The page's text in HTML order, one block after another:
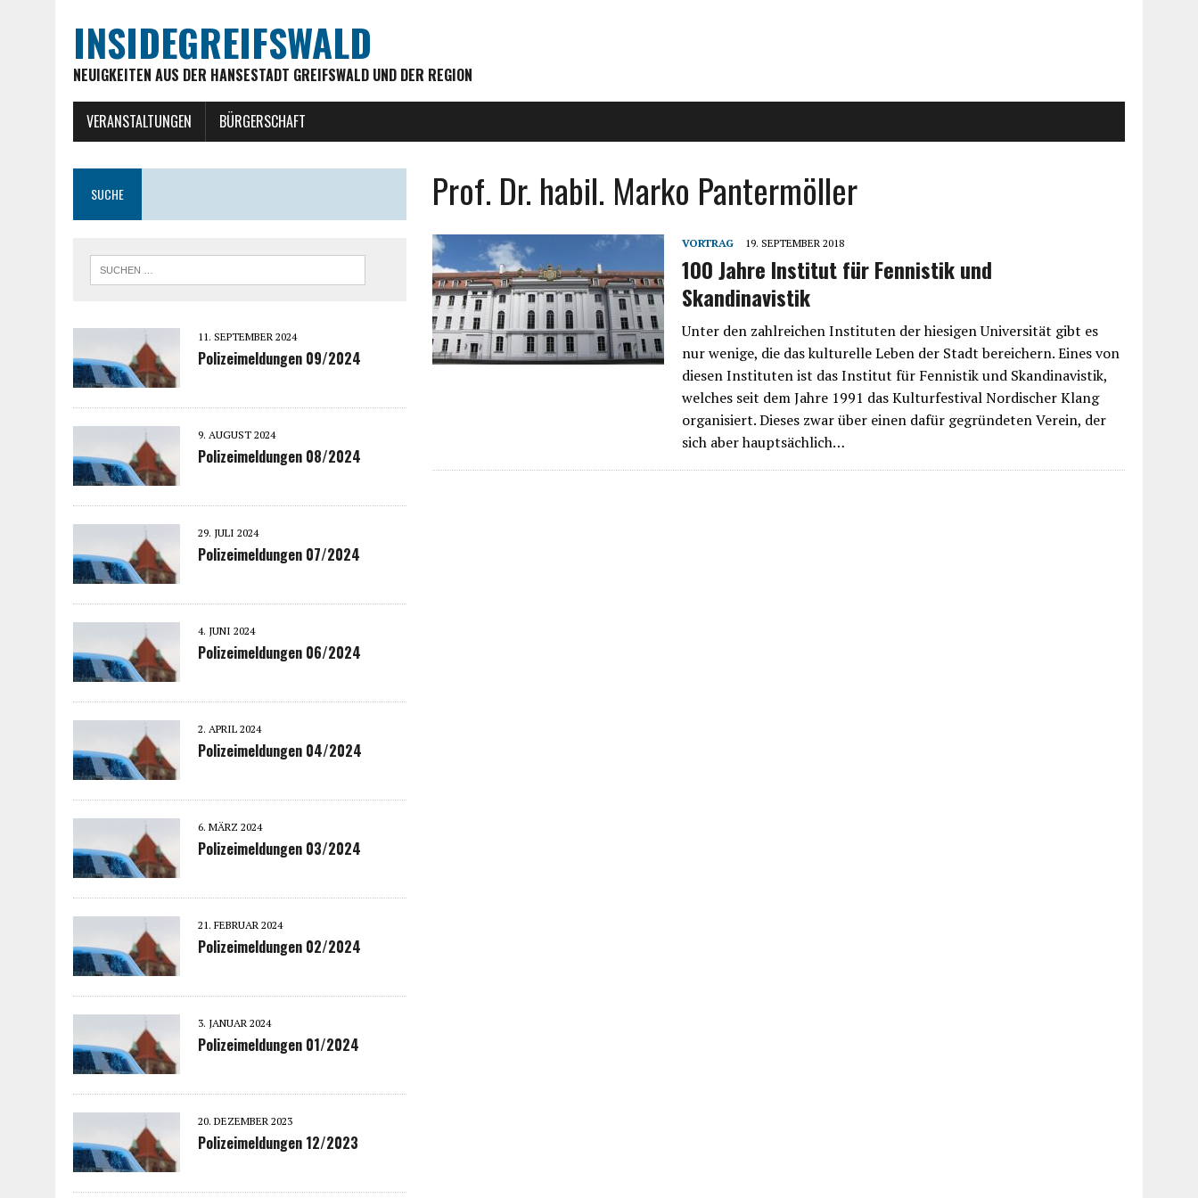
INSIDEGREIFSWALD
NEUIGKEITEN AUS DER HANSESTADT GREIFSWALD UND DER REGION
VERANSTALTUNGEN BÜRGERSCHAFT
Prof. Dr. habil. Marko Pantermöller
VORTRAG 19. SEPTEMBER 2018
100 Jahre Institut für Fennistik und
Skandinavistik
Unter den zahlreichen Instituten der hiesigen Universität gibt es
nur wenige, die das kulturelle Leben der Stadt bereichern. Eines von
diesen Instituten ist das Institut für Fennistik und Skandinavistik,
welches seit dem Jahre 1991 das Kulturfestival Nordischer Klang
organisiert. Dieses zwar über einen dafür gegründeten Verein, der
sich aber hauptsächlich…
SUCHE
11. SEPTEMBER 2024
Polizeimeldungen 09/2024
9. AUGUST 2024
Polizeimeldungen 08/2024
29. JULI 2024
Polizeimeldungen 07/2024
4. JUNI 2024
Polizeimeldungen 06/2024
2. APRIL 2024
Polizeimeldungen 04/2024
6. MÄRZ 2024
Polizeimeldungen 03/2024
21. FEBRUAR 2024
Polizeimeldungen 02/2024
3. JANUAR 2024
Polizeimeldungen 01/2024
20. DEZEMBER 2023
Polizeimeldungen 12/2023